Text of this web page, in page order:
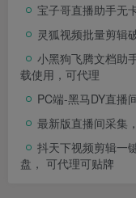
宝子哥直播助手无
灵狐视频批量剪辑
小黑狗飞腾文档助
载使用，可代理
PC端-黑马DY直播
最新版直播间采集
抖天下视频剪辑一
盘， 可代理可贴牌